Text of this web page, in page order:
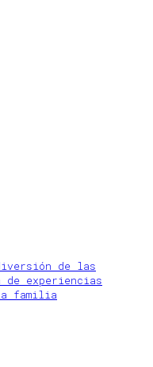
de las
experiencias
familia